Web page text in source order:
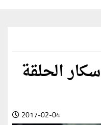
الحلقة
2017-02-04